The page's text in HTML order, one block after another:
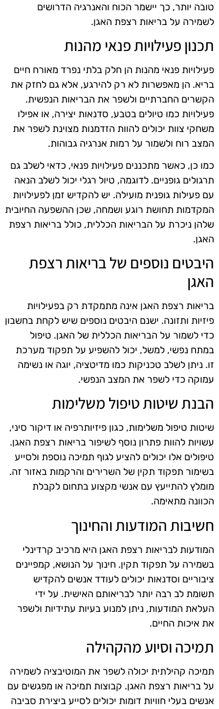
טובה יותר, כך יישמר הכוח והאנרגיה הדרושים
לשמירה על בריאות רצפת האגן.
תכנון פעילויות פנאי מהנות
פעילויות פנאי מהנות הן חלק בלתי נפרד מאורח חיים
בריא. הן מאפשרות לא רק להירגע, אלא גם לחזק את
הקשרים החברתיים ולשפר את הבריאות הנפשית.
פעילויות כמו טיולים בטבע, סדנאות יצירה, או אפילו
משחקי צוות יכולים להוות הזדמנות מצוינת לשפר את
המצב רוח ולשמור על רמות אנרגיה גבוהות.
כמו כן, כאשר מתכננים פעילויות פנאי, כדאי לשלב גם
תרגולים גופניים. לדוגמה, טיול רגלי יכול לשלב הנאה
עם פעילות גופנית מועילה. יש להקדיש זמן לפעילויות
המקדמות תחושת רוגע ושמחה, שכן ההשפעה החיובית
שלהן ניכרת על הבריאות הכללית, כולל בריאות רצפת
האגן.
היבטים נוספים של בריאות רצפת
האגן
בריאות רצפת האגן אינה מתמקדת רק בפעילויות
פיזיות ותזונה. ישנם היבטים נוספים שיש לקחת בחשבון
כדי לשמור על הבריאות הכללית של האגן. טיפול
במתח נפשי, למשל, יכול להשפיע על תפקוד מערכת
זו. ניתן לשלב טכניקות כמו מדיטציה, יוגה או נשימה
עמוקה כדי לשפר את המצב הנפשי.
הבנת שיטות טיפול משלימות
שיטות טיפול משלימות, כגון פיזיותרפיה או דיקור סיני,
עשויות להוות פתרון נוסף לשיפור בריאות רצפת האגן.
טיפולים אלו יכולים להציע לגוף תמיכה נוספת ולסייע
בשימור תפקוד תקין של השרירים והרקמות באזור זה.
מומלץ להתייעץ עם אנשי מקצוע בתחום לקבלת
הכוונה מתאימה.
חשיבות המודעות והחינוך
המודעות לבריאות רצפת האגן היא מרכיב קרדינלי
בשמירה על תפקוד תקין. חינוך על הנושא, קמפיינים
ציבוריים וסדנאות יכולים לעודד אנשים להקדיש
תשומת לב רבה יותר לבריאותם האישית. על ידי
העלאת המודעות, ניתן למנוע בעיות עתידיות ולשפר
את איכות החיים.
תמיכה וסיוע מהקהילה
תמיכה קהילתית יכולה לשפר את המוטיבציה לשמירה
על בריאות רצפת האגן. קבוצות תמיכה או מפגשים עם
אנשים בעלי חוויות דומות יכולים לסייע ביצירת סביבה